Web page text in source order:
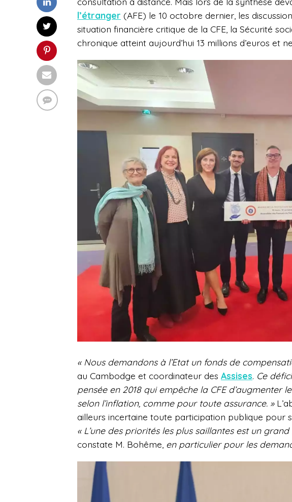
l’étranger (AFE) le 10 octobre dernier, les
situation financière critique de la CFE, la Sécurité
chronique atteint aujourd’hui 13 millions d’euros et
« Nous demandons à l’Etat un fonds de
au Cambodge et coordinateur des Assises. Ce
pensée en 2018 qui empêche la CFE d’augmenter
selon l’inflation, comme pour toute assurance. »
ailleurs incertaine toute participation publique pour
« L’une des priorités les plus saillantes est un
constate M. Bohême, en particulier pour les